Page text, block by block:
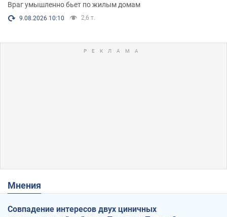
Враг умышленно бьет по жилым домам
9.08.2026 10:10 2,6 т.
Мнения
Совпадение интересов двух циничных